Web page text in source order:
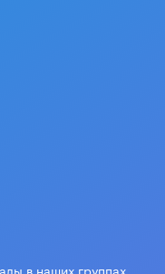
в наших группах